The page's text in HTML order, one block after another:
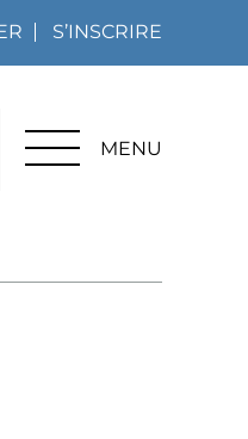
S’INSCRIRE
MENU